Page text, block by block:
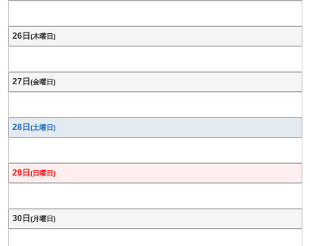
26日 (木曜日)
27日 (金曜日)
28日 (土曜日)
29日 (日曜日)
30日 (月曜日)